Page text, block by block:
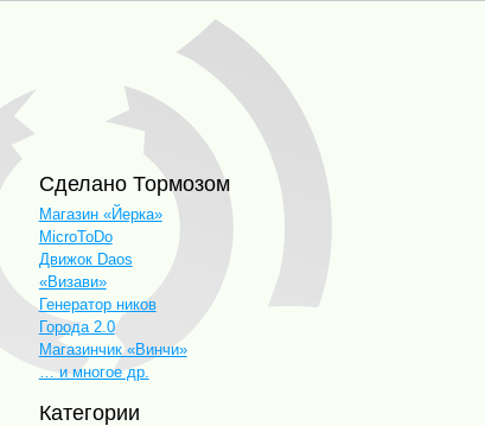
Сделано Тормозом
Магазин «Йерка»
MicroToDo
Движок Daos
«Визави»
Генератор ников
Города 2.0
Магазинчик «Винчи»
… и многое др.
Категории